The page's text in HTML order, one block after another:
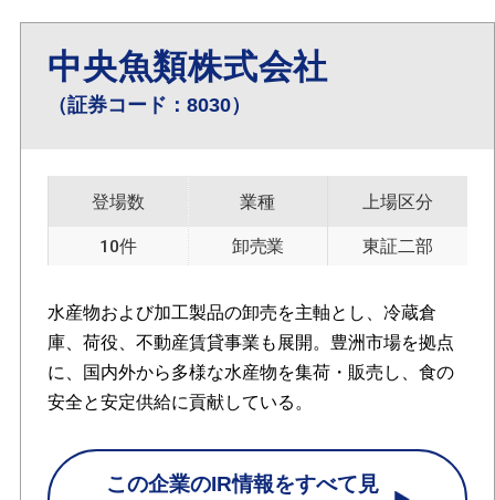
中央魚類株式会社
（証券コード：8030）
登場数
10件
業種
卸売業
上場区分
東証二部
水産物および加工製品の卸売を主軸とし、冷蔵倉
庫、荷役、不動産賃貸事業も展開。豊洲市場を拠点
に、国内外から多様な水産物を集荷・販売し、食の
安全と安定供給に貢献している。
この企業のIR情報をすべて見